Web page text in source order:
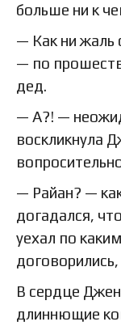
больше ни к
— Как ни жаль
— по
дед.
— А?! —
воскликнула
— Райан? —
догадался,
уехал по
В сердце
длиннющие